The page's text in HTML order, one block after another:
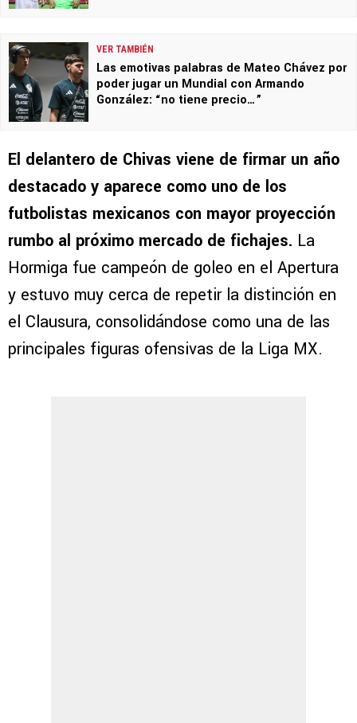
VER TAMBIÉN
Las emotivas palabras de Mateo Chávez por
poder jugar un Mundial con Armando
González: “no tiene precio…”
El delantero de Chivas viene de firmar un año
destacado y aparece como uno de los
futbolistas mexicanos con mayor proyección
rumbo al próximo mercado de fichajes. La
Hormiga fue campeón de goleo en el Apertura
y estuvo muy cerca de repetir la distinción en
el Clausura, consolidándose como una de las
principales figuras ofensivas de la Liga MX.